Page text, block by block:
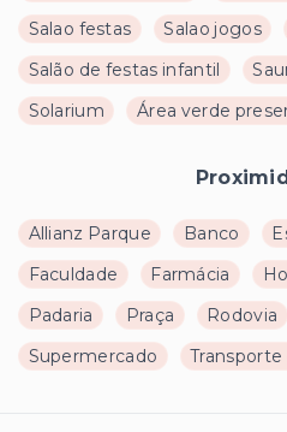
Salao festas
Salao jogos
Salão de festas infantil
Solarium
Área verde
Allianz Parque Banco
Faculdade
Farmácia
Padaria
Praça Rodovia
Supermercado
Transporte